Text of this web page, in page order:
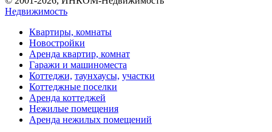
Недвижимость
Квартиры, комнаты
Новостройки
Аренда квартир, комнат
Гаражи и машиноместа
Коттеджи, таунхаусы, участки
Коттеджные поселки
Аренда коттеджей
Нежилые помещения
Аренда нежилых помещений